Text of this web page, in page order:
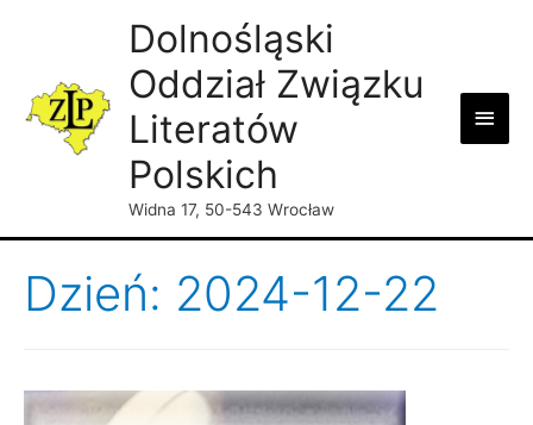
Dolnośląski
Oddział Związku
Literatów
Polskich
Widna 17, 50-543 Wrocław
Main
Dzień: 2024-12-22